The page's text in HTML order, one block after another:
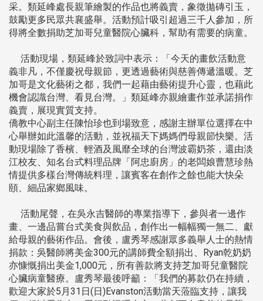
采。類延峰處長親筆繪製的作品也將義賣，象徵拋磚引玉，
鼓勵更多民眾共襄盛舉。活動預計吸引超過三千人參加，所
得將全數捐助芝加哥兒童醫院心臟科，幫助有需要的病童。
活動現場，類延峰於致詞中表示：「今天的畫飲活動意
義非凡，不僅慶祝母親節，更透過藝術與慈善傳遞溫暖。芝
加哥是文化藝術之都，我們一起藉由藝術提升心靈，也藉此
機會認識台灣、看見台灣。」類延峰亦親繪畫作並承諾捐作
義賣，展現實質支持。
僑教中心副主任陳怡珍也到場致意，感謝主辦單位選擇在中
心舉辦如此溫馨的活動，並祝福天下媽媽們母親節快樂。活
動現場除了香檳、輕酒及風靡全球的台灣波霸奶茶，還由淡
江校友、知名台式料理品牌「阿忠廚房」的老闆娘曹慧珍熱
情提供多樣台灣傳統料理，讓賓客在創作之餘也能大快朵
頤、細品家鄉風味。
活動尾聲，在吳永吉醫師的專業指導下，參與者一邊作
畫、一邊品嘗台式美食與飲品，創作出一幅幅獨一無二、獻
給母親的藝術作品。會後，盧秀琴感謝眾多義舉人士的熱情
捐款：吳醫師將美金300元的講師費全額捐出、Ryan乾奶奶
亦慷慨捐出美金1,000元，所有善款將支持芝加哥兒童醫院
心臟病童醫療。盧秀琴最後呼籲：「我們的募款仍在持續，
歡迎大家於5月31日(日)Evanston活動當天蒞臨支持，讓我